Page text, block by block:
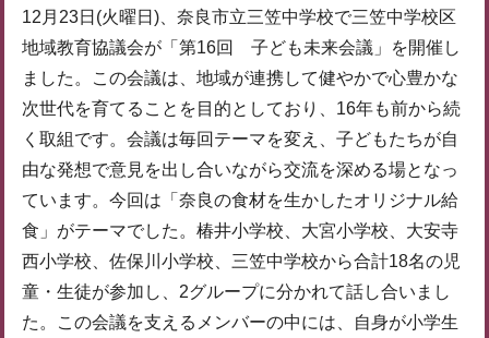
12月23日(火曜日)、奈良市立三笠中学校で三笠中学校区
地域教育協議会が「第16回 子ども未来会議」を開催し
ました。この会議は、地域が連携して健やかで心豊かな
次世代を育てることを目的としており、16年も前から続
く取組です。会議は毎回テーマを変え、子どもたちが自
由な発想で意見を出し合いながら交流を深める場となっ
ています。今回は「奈良の食材を生かしたオリジナル給
食」がテーマでした。椿井小学校、大宮小学校、大安寺
西小学校、佐保川小学校、三笠中学校から合計18名の児
童・生徒が参加し、2グループに分かれて話し合いまし
た。この会議を支えるメンバーの中には、自身が小学生